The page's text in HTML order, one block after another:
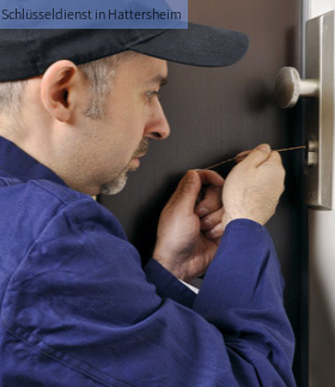
Schlüsseldienst in Hattersheim